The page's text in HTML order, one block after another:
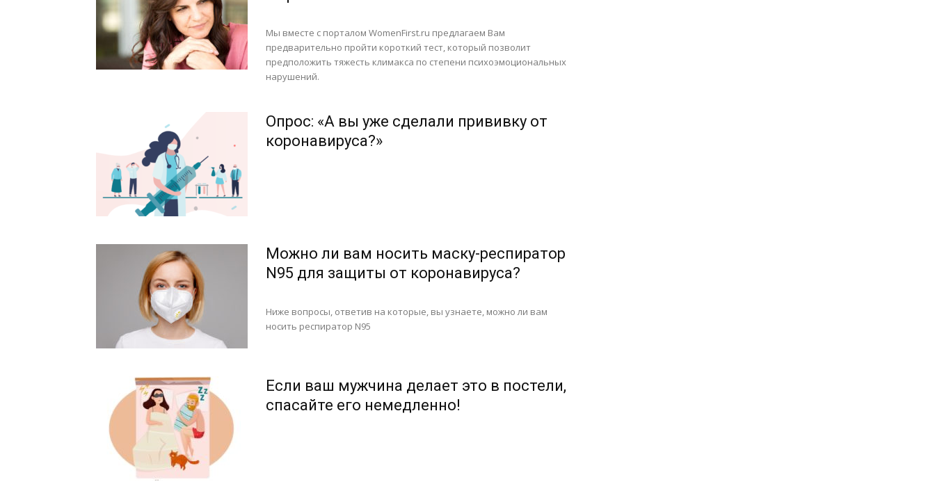
Мы вместе с порталом WomenFirst.ru предлагаем Вам
предварительно пройти короткий тест, который позволит
предположить тяжесть климакса по степени психоэмоциональных
нарушений.
Опрос: «А вы уже сделали прививку от
коронавируса?»
Можно ли вам носить маску-респиратор
N95 для защиты от коронавируса?
Ниже вопросы, ответив на которые, вы узнаете, можно ли вам
носить респиратор N95
Если ваш мужчина делает это в постели,
спасайте его немедленно!